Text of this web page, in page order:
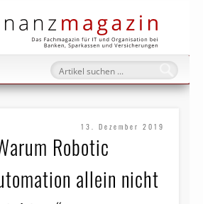
13. Dezember 2019
Robotic
allein nicht